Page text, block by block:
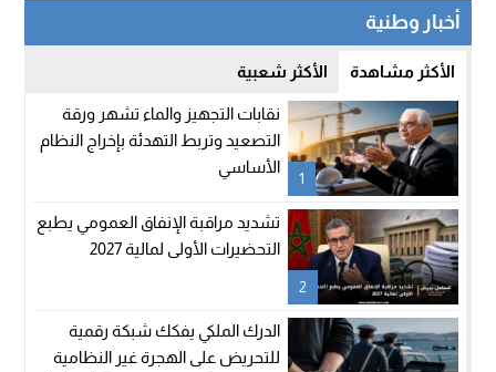
أخبار وطنية
الأكثر مشاهدة الأكثر شعبية
1
نقابات التجهيز والماء تشهر ورقة
التصعيد وتربط التهدئة بإخراج النظام
الأساسي
2
تشديد مراقبة الإنفاق العمومي يطبع
التحضيرات الأولى لمالية 2027
الدرك الملكي يفكك شبكة رقمية
للتحريض على الهجرة غير النظامية